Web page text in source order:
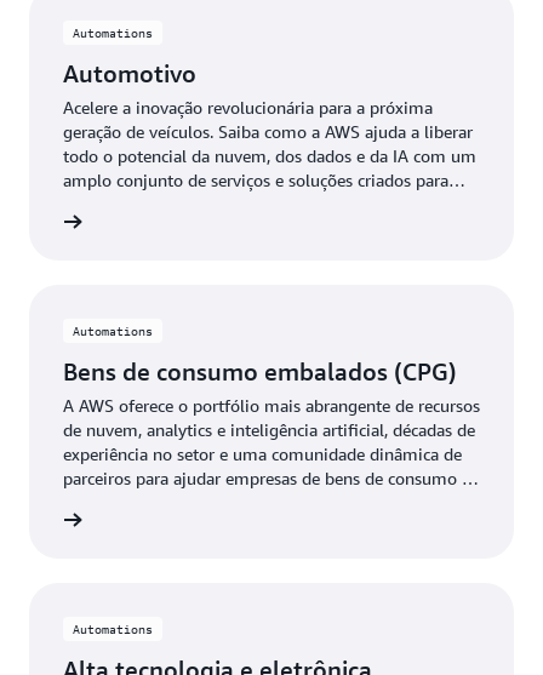
Automations
Automotivo
Acelere a inovação revolucionária para a próxima
geração de veículos. Saiba como a AWS ajuda a liberar
todo o potencial da nuvem, dos dados e da IA com um
amplo conjunto de serviços e soluções criados para
Automations
Bens de consumo embalados (CPG)
A AWS oferece o portfólio mais abrangente de recursos
de nuvem, analytics e inteligência artificial, décadas de
experiência no setor e uma comunidade dinâmica de
parceiros para ajudar empresas de bens de consumo a
compras.
Automations